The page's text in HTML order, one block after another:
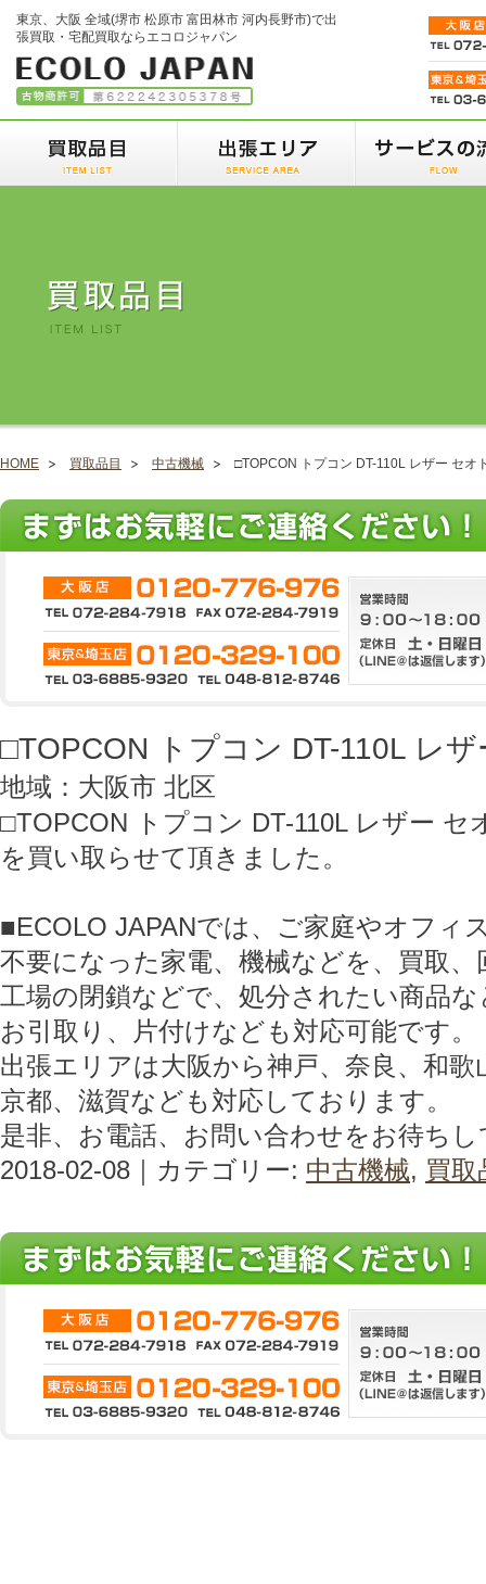
東京、大阪 全域(堺市 松原市 富田林市 河内長野市)で出
張買取・宅配買取ならエコロジャパン
HOME 買取品目 中古機械 □TOPCON トプコン DT-110L レザー セオ
□TOPCON トプコン DT-110L レ
地域：大阪市 北区
□TOPCON トプコン DT-110L レザー セ
を買い取らせて頂きました。
■ECOLO JAPANでは、ご家庭やオフィ
不要になった家電、機械などを、買取
工場の閉鎖などで、処分されたい商品な
お引取り、片付けなども対応可能です。
出張エリアは大阪から神戸、奈良、和歌
京都、滋賀なども対応しております。
是非、お電話、お問い合わせをお待ち
2018-02-08｜カテゴリー: 中古機械, 買取